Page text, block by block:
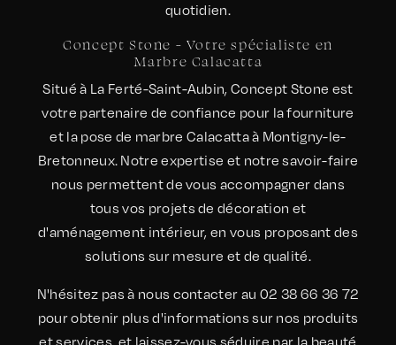
quotidien.
Concept Stone - Votre spécialiste en
Marbre Calacatta
Situé à La Ferté-Saint-Aubin, Concept Stone est
votre partenaire de confiance pour la fourniture
et la pose de marbre Calacatta à Montigny-le-
Bretonneux. Notre expertise et notre savoir-faire
nous permettent de vous accompagner dans
tous vos projets de décoration et
d'aménagement intérieur, en vous proposant des
solutions sur mesure et de qualité.
N'hésitez pas à nous contacter au 02 38 66 36 72
pour obtenir plus d'informations sur nos produits